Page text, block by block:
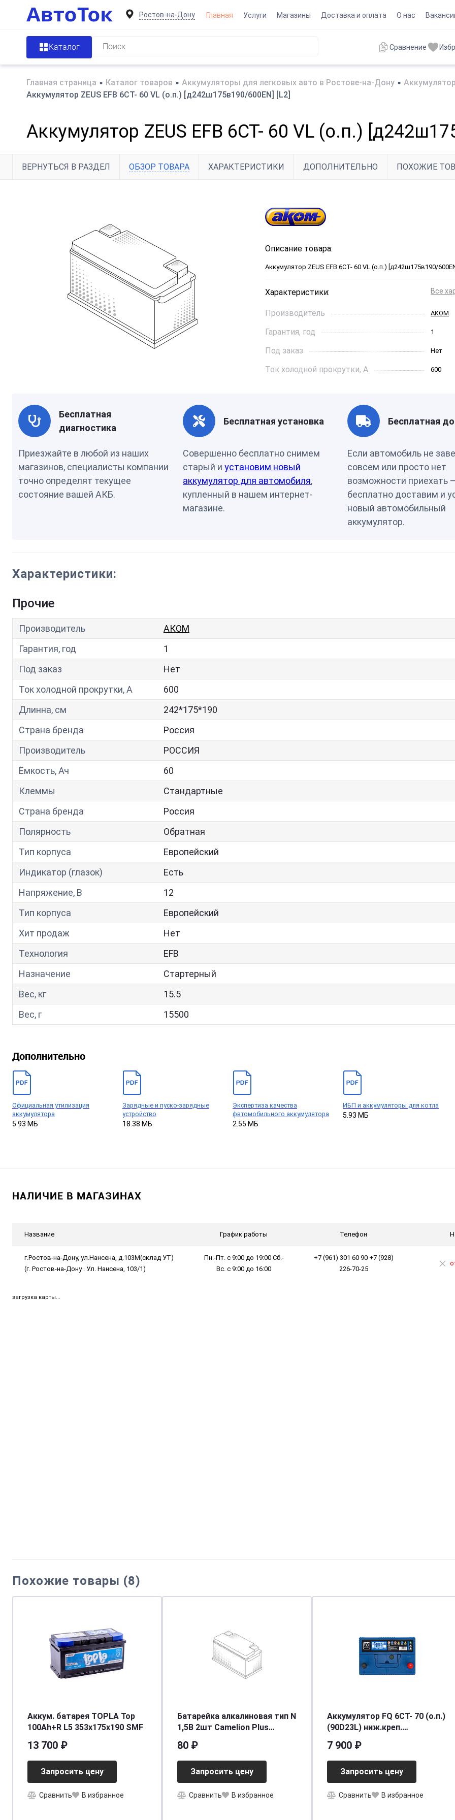
Ростов-на-Дону Главная Услуги Магазины Доставка и оплата О нас
Каталог Сравнение
Главная страница • Каталог товаров • Аккумуляторы для легковых авто в Ростове-на-Дону •
Аккумулятор ZEUS EFB 6СТ- 60 VL (о.п.) [д242ш175в190/600EN] [L2]
Аккумулятор ZEUS EFB 6СТ- 60 VL (о.п.)
ВЕРНУТЬСЯ В РАЗДЕЛ ОБЗОР ТОВАРА ХАРАКТЕРИСТИКИ ДОПОЛНИТЕЛЬНО ПОХОЖИЕ
Описание товара:
Аккумулятор ZEUS EFB 6СТ- 60 VL (о.п.) [д242ш175в190/
Характеристики: Все
Производитель АКОМ
Гарантия, год 1
Под заказ Нет
Ток холодной прокрутки, A 600
Производитель РОССИЯ
Бесплатная
диагностика
Приезжайте в любой из наших
магазинов, специалисты компании
точно определят текущее
состояние вашей АКБ.
Бесплатная установка
Совершенно бесплатно снимем
старый и установим новый
аккумулятор для автомобиля,
купленный в нашем интернет-
магазине.
Бесплатная
Если автомобиль не
совсем или просто нет
возможности приехать
бесплатно доставим и
новый автомобильный
аккумулятор.
Характеристики:
Прочие
Производитель
АКОМ
Гарантия, год
1
Под заказ
Нет
Ток холодной прокрутки, A
600
Длинна, см
242*175*190
Страна бренда
Россия
Производитель
РОССИЯ
Ёмкость, Ач
60
Клеммы
Стандартные
Страна бренда
Россия
Полярность
Обратная
Тип корпуса
Европейский
Индикатор (глазок)
Есть
Напряжение, В
12
Тип корпуса
Европейский
Хит продаж
Нет
Технология
EFB
Назначение
Стартерный
Вес, кг
15.5
Вес, г
15500
Дополнительно
Официальная утилизация
аккумулятора
5.93 МБ
Зарядные и пуско-зарядные
устройство
18.38 МБ
Экспертиза качества
фвтомобильного аккумулятора
2.55 МБ
ИБП и аккумуляторы для котла
5.93 МБ
НАЛИЧИЕ В МАГАЗИНАХ
Название График работы Телефон
г.Ростов-на-Дону, ул.Нансена, д.103М(склад УТ)
(г. Ростов-на-Дону . Ул. Нансена, 103/1)
Пн.-Пт. с 9:00 до 19:00 Сб.-
Вс. с 9:00 до 16:00
+7 (961) 301 60 90 +7 (928)
226-70-25
загрузка карты...
Похожие товары (8)
Аккум. батарея TOPLA Top
100Ah+R L5 353x175x190 SMF
13 700 ₽
Запросить цену
Сравнить В избранное
Батарейка алкалиновая тип N
1,5В 2шт Camelion Plus
80 ₽
Запросить цену
Сравнить В избранное
Аккумулятор FQ 6СТ- 70 (о.п.)
(90D23L) ниж.креп.
7 900 ₽
Запросить цену
Сравнить В избранное